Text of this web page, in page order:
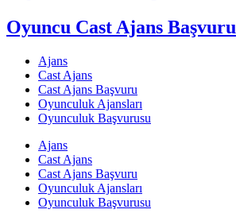
Oyuncu Cast Ajans Başvuru
Ajans
Cast Ajans
Cast Ajans Başvuru
Oyunculuk Ajansları
Oyunculuk Başvurusu
Ajans
Cast Ajans
Cast Ajans Başvuru
Oyunculuk Ajansları
Oyunculuk Başvurusu